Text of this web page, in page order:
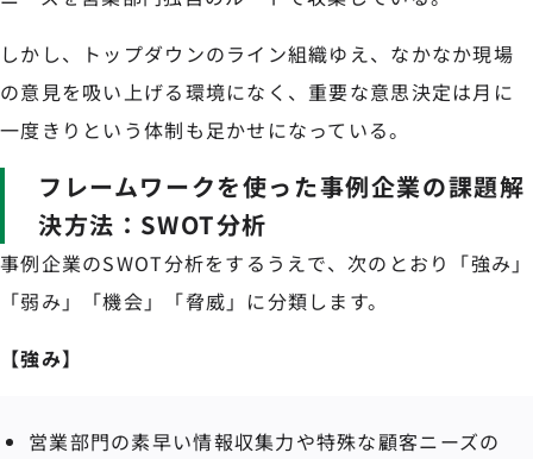
しかし、トップダウンのライン組織ゆえ、なかなか現場
の意見を吸い上げる環境になく、重要な意思決定は月に
一度きりという体制も足かせになっている。
フレームワークを使った事例企業の課題解
決方法：SWOT分析
事例企業のSWOT分析をするうえで、次のとおり「強み」
「弱み」「機会」「脅威」に分類します。
【強み】
営業部門の素早い情報収集力や特殊な顧客ニーズの